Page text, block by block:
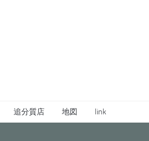
追分質店 地図 link